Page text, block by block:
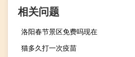
相关问题
洛阳春节景区免费吗现在
猫多久打一次疫苗